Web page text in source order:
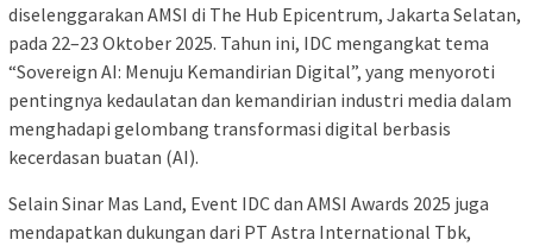
diselenggarakan AMSI di The Hub Epicentrum, Jakarta Selatan,
pada 22–23 Oktober 2025. Tahun ini, IDC mengangkat tema
“Sovereign AI: Menuju Kemandirian Digital”, yang menyoroti
pentingnya kedaulatan dan kemandirian industri media dalam
menghadapi gelombang transformasi digital berbasis
kecerdasan buatan (AI).
Selain Sinar Mas Land, Event IDC dan AMSI Awards 2025 juga
mendapatkan dukungan dari PT Astra International Tbk,